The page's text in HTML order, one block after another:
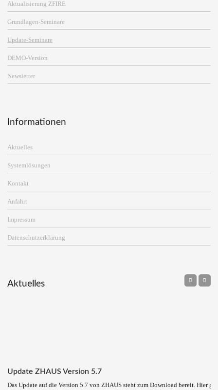
Aktualisierung ZFIRE
Grundlagen-Seminare
Update-Seminare
DEMO-Version
Newsletter
Informationen
Aktuelles
Systemlösungen
Kontakt
Anfahrt
Impressum
Datenschutzerklärung
Aktuelles
Update ZHAUS Version 5.7
Das Update auf die Version 5.7 von ZHAUS steht zum Download bereit. Hier